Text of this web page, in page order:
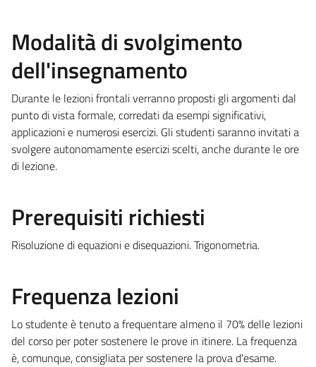
Modalità di svolgimento
dell'insegnamento
Durante le lezioni frontali verranno proposti gli argomenti dal
punto di vista formale, corredati da esempi significativi,
applicazioni e numerosi esercizi. Gli studenti saranno invitati a
svolgere autonomamente esercizi scelti, anche durante le ore
di lezione.
Prerequisiti richiesti
Risoluzione di equazioni e disequazioni. Trigonometria.
Frequenza lezioni
Lo studente è tenuto a frequentare almeno il 70% delle lezioni
del corso per poter sostenere le prove in itinere. La frequenza
è, comunque, consigliata per sostenere la prova d'esame.